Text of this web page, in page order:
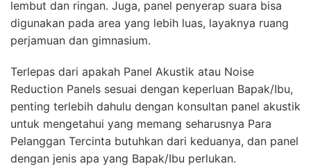
lembut dan ringan. Juga, panel penyerap suara bisa
digunakan pada area yang lebih luas, layaknya ruang
perjamuan dan gimnasium.
Terlepas dari apakah Panel Akustik atau Noise
Reduction Panels sesuai dengan keperluan Bapak/Ibu,
penting terlebih dahulu dengan konsultan panel akustik
untuk mengetahui yang memang seharusnya Para
Pelanggan Tercinta butuhkan dari keduanya, dan panel
dengan jenis apa yang Bapak/Ibu perlukan.